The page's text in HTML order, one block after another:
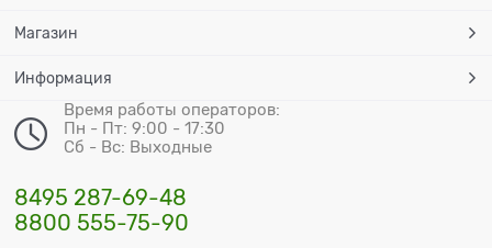
Магазин
Информация
Время работы операторов:
Пн - Пт: 9:00 - 17:30
Сб - Вс: Выходные
8495 287-69-48
8800 555-75-90